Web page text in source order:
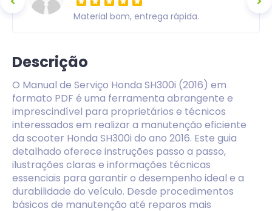
Material bom, entrega rápida.
Descrição
O Manual de Serviço Honda SH300i (2016) em
formato PDF é uma ferramenta abrangente e
imprescindível para proprietários e técnicos
interessados em realizar a manutenção eficiente
da scooter Honda SH300i do ano 2016. Este guia
detalhado oferece instruções passo a passo,
ilustrações claras e informações técnicas
essenciais para garantir o desempenho ideal e a
durabilidade do veículo. Desde procedimentos
básicos de manutenção até reparos mais